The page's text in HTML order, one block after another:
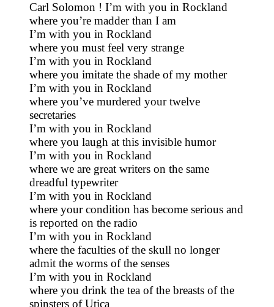
Carl Solomon ! I’m with you in Rockland
where you’re madder than I am
I’m with you in Rockland
where you must feel very strange
I’m with you in Rockland
where you imitate the shade of my mother
I’m with you in Rockland
where you’ve murdered your twelve
secretaries
I’m with you in Rockland
where you laugh at this invisible humor
I’m with you in Rockland
where we are great writers on the same
dreadful typewriter
I’m with you in Rockland
where your condition has become serious and
is reported on the radio
I’m with you in Rockland
where the faculties of the skull no longer
admit the worms of the senses
I’m with you in Rockland
where you drink the tea of the breasts of the
spinsters of Utica